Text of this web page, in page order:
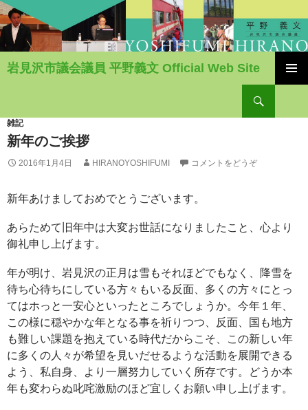
岩見沢市議会議員 平野義文 Official Web Site
ン
ツ
へ
移
雑記
新年のご挨拶
2016年1月4日 HIRANOYOSHIFUMI コメントをどうぞ
新年あけましておめでとうございます。
あらためて旧年中は大変お世話になりましたこと、心より
御礼申し上げます。
年が明け、岩見沢の正月は雪もそれほどでもなく、降雪を
待ち心待ちにしている方々もいる反面、多くの方々にとっ
てはホっと一安心といったところでしょうか。今年１年、
この様に穏やかな年となる事を祈りつつ、反面、国も地方
も難しい課題を抱えている時代だからこそ、この新しい年
に多くの人々が希望を見いだせるような活動を展開できる
よう、私自身、より一層努力していく所存です。どうか本
年も変わらぬ叱咤激励のほど宜しくお願い申し上げます。